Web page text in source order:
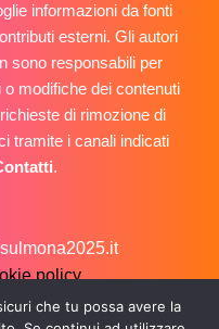
informazioni da fonti
esterni. Gli autori
sono responsabili per
modifiche dei contenuti
di rimozione di
tramite i canali indicati
.
policy
Sulmona 2025
che tu possa avere la